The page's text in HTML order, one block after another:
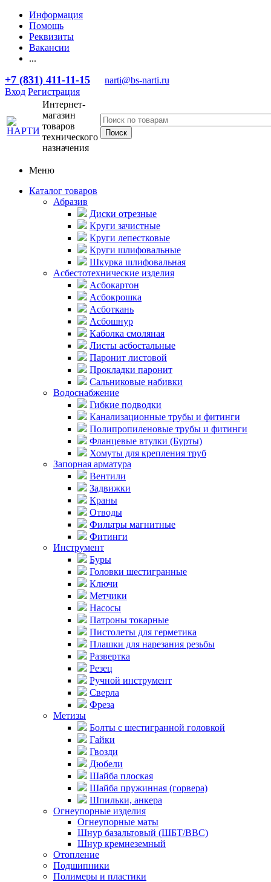
Информация
Помощь
Реквизиты
Вакансии
...
+7 (831) 411-11-15
narti@bs-narti.ru
Вход Регистрация
Интернет-
магазин
товаров
технического
назначения
Меню
Каталог товаров
Абразив
Диски отрезные
Круги зачистные
Круги лепестковые
Круги шлифовальные
Шкурка шлифовальная
Асбестотехнические изделия
Асбокартон
Асбокрошка
Асботкань
Асбошнур
Каболка смоляная
Листы асбостальные
Паронит листовой
Прокладки паронит
Сальниковые набивки
Водоснабжение
Гибкие подводки
Канализационные трубы и фитинги
Полипропиленовые трубы и фитинги
Фланцевые втулки (Бурты)
Хомуты для крепления труб
Запорная арматура
Вентили
Задвижки
Краны
Отводы
Фильтры магнитные
Фитинги
Инструмент
Буры
Головки шестигранные
Ключи
Метчики
Насосы
Патроны токарные
Пистолеты для герметика
Плашки для нарезания резьбы
Развертка
Резец
Ручной инструмент
Сверла
Фреза
Метизы
Болты с шестигранной головкой
Гайки
Гвозди
Дюбели
Шайба плоская
Шайба пружинная (горвера)
Шпильки, анкера
Огнеупорные изделия
Огнеупорные маты
Шнур базальтовый (ШБТ/ВВС)
Шнур кремнеземный
Отопление
Подшипники
Полимеры и пластики